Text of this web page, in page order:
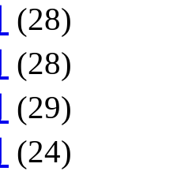
(28)
(28)
(29)
(24)